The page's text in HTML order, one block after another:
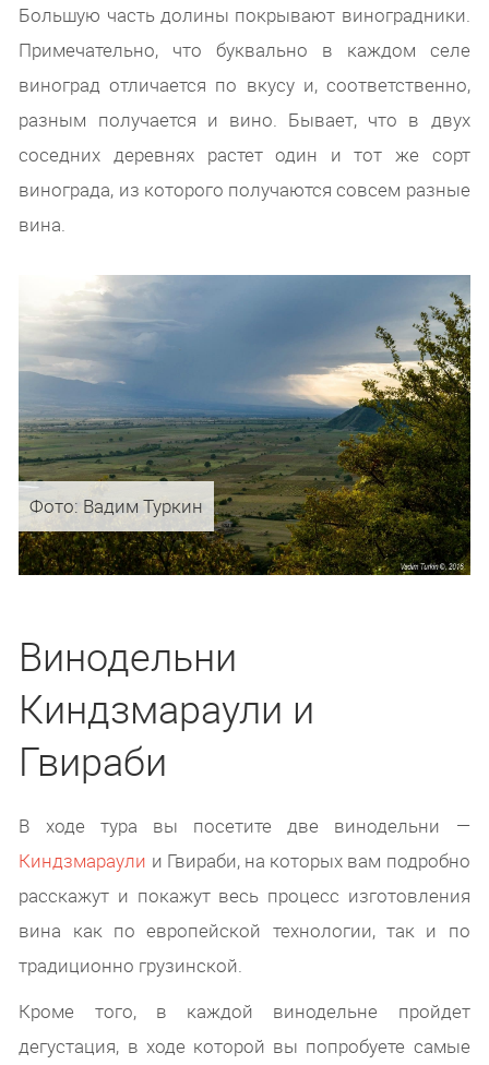
Большую часть долины покрывают виноградники.
Примечательно, что буквально в каждом селе
виноград отличается по вкусу и, соответственно,
разным получается и вино. Бывает, что в двух
соседних деревнях растет один и тот же сорт
винограда, из которого получаются совсем разные
вина.
Фото: Вадим Туркин
Винодельни
Киндзмараули и
Гвираби
В ходе тура вы посетите две винодельни —
Киндзмараули и Гвираби, на которых вам подробно
расскажут и покажут весь процесс изготовления
вина как по европейской технологии, так и по
традиционно грузинской.
Кроме того, в каждой винодельне пройдет
дегустация, в ходе которой вы попробуете самые